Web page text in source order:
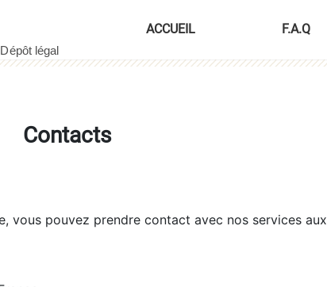
ACCUEIL F.A.Q
Contacts
vous pouvez prendre contact avec nos services aux